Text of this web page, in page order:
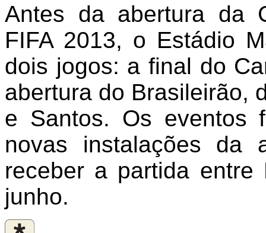
Antes da abertura da
FIFA 2013, o Estádio
dois jogos: a final do
abertura do Brasileirão,
e Santos. Os eventos
novas instalações da
receber a partida
junho.